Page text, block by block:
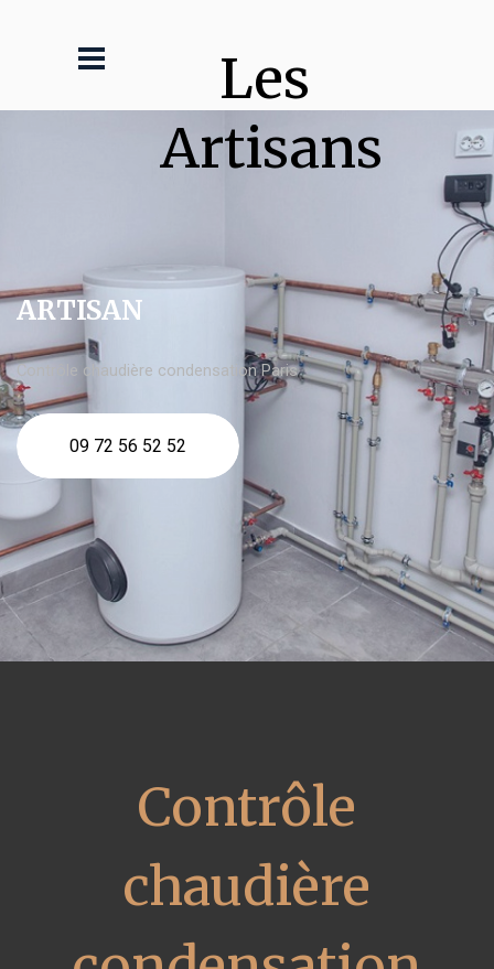
Les
Artisans
ARTISAN
Contrôle chaudière condensation Paris
09 72 56 52 52
Contrôle
chaudière